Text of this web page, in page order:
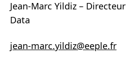
Jean-Marc Yildiz –
Data
jean-marc.yildiz@eeple.fr